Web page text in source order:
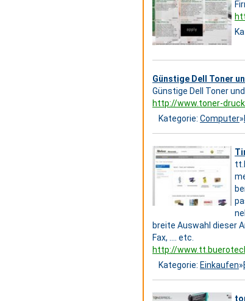
Günstige Dell Toner
Günstige Dell Toner
http://www.toner-
Kategorie: Computer»
breite Auswahl dieser
Fax, …. etc.
http://
Kategorie: Einkaufen»